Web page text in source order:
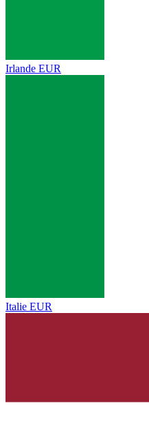
Irlande EUR
Italie EUR